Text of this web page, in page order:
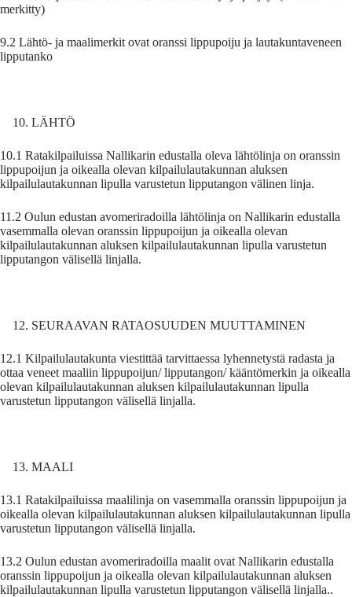
merkitty)
9.2 Lähtö- ja maalimerkit ovat oranssi lippupoiju ja lautakuntaveneen
lipputanko
LÄHTÖ
10.1 Ratakilpailuissa Nallikarin edustalla oleva lähtölinja on oranssin
lippupoijun ja oikealla olevan kilpailulautakunnan aluksen
kilpailulautakunnan lipulla varustetun lipputangon välinen linja.
11.2 Oulun edustan avomeriradoilla lähtölinja on Nallikarin edustalla
vasemmalla olevan oranssin lippupoijun ja oikealla olevan
kilpailulautakunnan aluksen kilpailulautakunnan lipulla varustetun
lipputangon välisellä linjalla.
SEURAAVAN RATAOSUUDEN MUUTTAMINEN
12.1 Kilpailulautakunta viestittää tarvittaessa lyhennetystä radasta ja
ottaa veneet maaliin lippupoijun/ lipputangon/ kääntömerkin ja oikealla
olevan kilpailulautakunnan aluksen kilpailulautakunnan lipulla
varustetun lipputangon välisellä linjalla.
MAALI
13.1 Ratakilpailuissa maalilinja on vasemmalla oranssin lippupoijun ja
oikealla olevan kilpailulautakunnan aluksen kilpailulautakunnan lipulla
varustetun lipputangon välisellä linjalla.
13.2 Oulun edustan avomeriradoilla maalit ovat Nallikarin edustalla
oranssin lippupoijun ja oikealla olevan kilpailulautakunnan aluksen
kilpailulautakunnan lipulla varustetun lipputangon välisellä linjalla..